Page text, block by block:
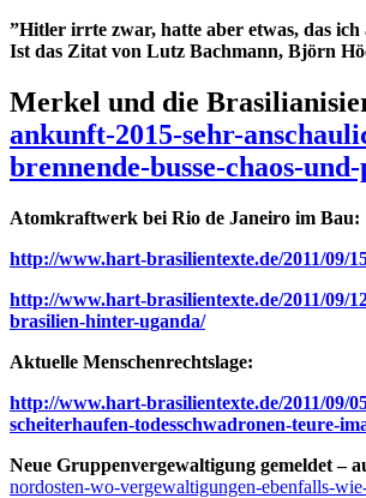
”Hitler irrte zwar, hatte aber etwas, das
Ist das Zitat von Lutz Bachmann, Björn
Merkel und die
ankunft-2015-sehr-
brennende-busse-chaos-
Atomkraftwerk bei Rio de Janeiro im Bau:
http://www.hart-brasilientexte.de/2011/09/
http://www.hart-brasilientexte.de/2011/09/
brasilien-hinter-uganda/
Aktuelle Menschenrechtslage:
http://www.hart-brasilientexte.de/2011/09/
scheiterhaufen-todesschwadronen-teure-
Neue Gruppenvergewaltigung gemeldet –
nordosten-wo-vergewaltigungen-ebenfalls-